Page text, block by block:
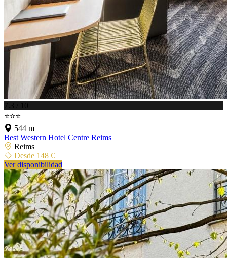
7.3 / 10
⭐⭐⭐
544 m
Best Western Hotel Centre Reims
Reims
Desde 148 €
Ver disponibilidad